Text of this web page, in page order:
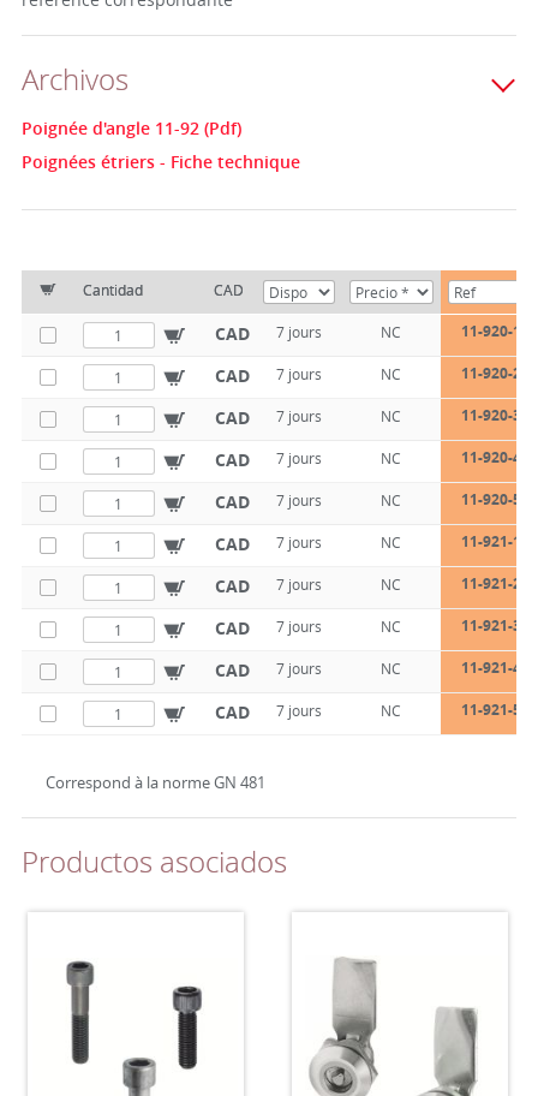
Archivos
Poignée d'angle 11-92 (Pdf)
Poignées étriers - Fiche technique
Cantidad CAD
CAD 7 jours NC 11-920-100
CAD 7 jours NC 11-920-200
CAD 7 jours NC 11-920-300
CAD 7 jours NC 11-920-400
CAD 7 jours NC 11-920-500
CAD 7 jours NC 11-921-100
CAD 7 jours NC 11-921-200
CAD 7 jours NC 11-921-300
CAD 7 jours NC 11-921-400
CAD 7 jours NC 11-921-500
Correspond à la norme GN 481
Productos asociados